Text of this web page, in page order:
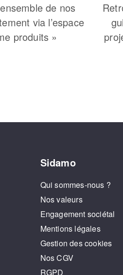
de nos
via l’espace
produits »
Sidamo
Qui sommes-nous ?
Nos valeurs
Engagement sociétal
Mentions légales
Gestion des cookies
Nos CGV
RGPD